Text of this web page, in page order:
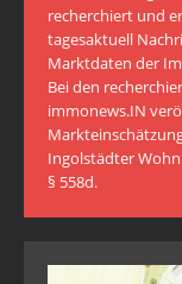
recherchiert und
tagesaktuell
Marktdaten der
Bei den
immonews.IN
Ingolstädter
§ 558d.